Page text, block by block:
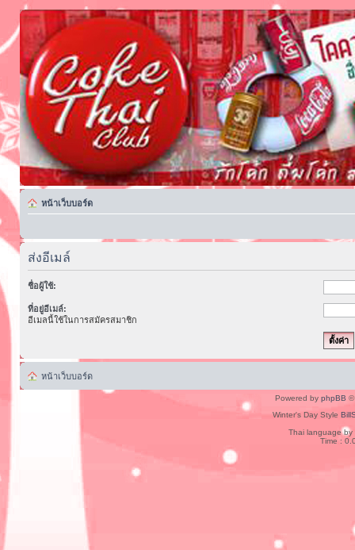
หน้าเว็บบอร์ด
ส่งอีเมล์
ชื่อผู้ใช้:
ที่อยู่อีเมล์:
อีเมลนี้ใช้ในการสมัครสมาชิก
หน้าเว็บบอร์ด
Powered by phpBB ©
Winter's Day Style
Thai language by
Time :